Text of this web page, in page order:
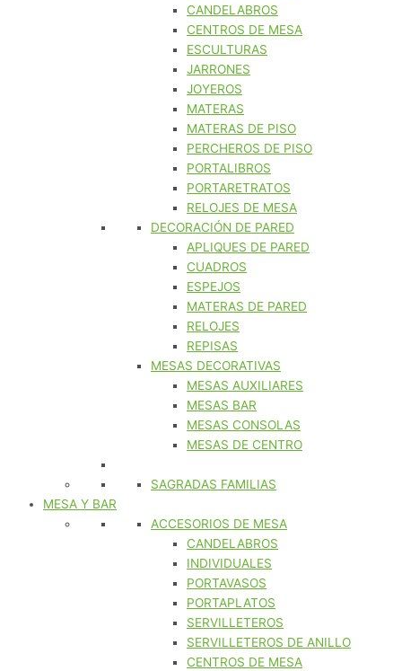
CANDELABROS
CENTROS DE MESA
ESCULTURAS
JARRONES
JOYEROS
MATERAS
MATERAS DE PISO
PERCHEROS DE PISO
PORTALIBROS
PORTARETRATOS
RELOJES DE MESA
DECORACIÓN DE PARED
APLIQUES DE PARED
CUADROS
ESPEJOS
MATERAS DE PARED
RELOJES
REPISAS
MESAS DECORATIVAS
MESAS AUXILIARES
MESAS BAR
MESAS CONSOLAS
MESAS DE CENTRO
SAGRADAS FAMILIAS
MESA Y BAR
ACCESORIOS DE MESA
CANDELABROS
INDIVIDUALES
PORTAVASOS
PORTAPLATOS
SERVILLETEROS
SERVILLETEROS DE ANILLO
CENTROS DE MESA